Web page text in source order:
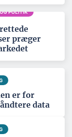
POLITIK
præger
er for
data